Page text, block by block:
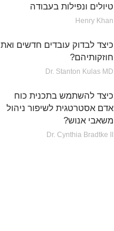
טיולים ונפילות בעבודה
Henry Khan
כיצד לבדוק עובדים חדשים ואת
חוזקותיהם?
Dr. Stanton Kulas MD
כיצד להשתמש בתכנית כוח
אדם אסטרטגית לשיפור ניהול
משאבי אנוש?
Dr. Cynthia Bradtke II